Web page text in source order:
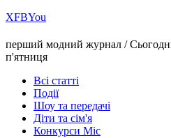
ХFBYou
перший модний журнал /
п'ятниця
Всі статті
Події
Шоу та передачі
Діти та сім'я
Конкурси Міс